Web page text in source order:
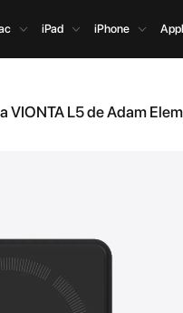
iPad iPhone
L5 de Adam